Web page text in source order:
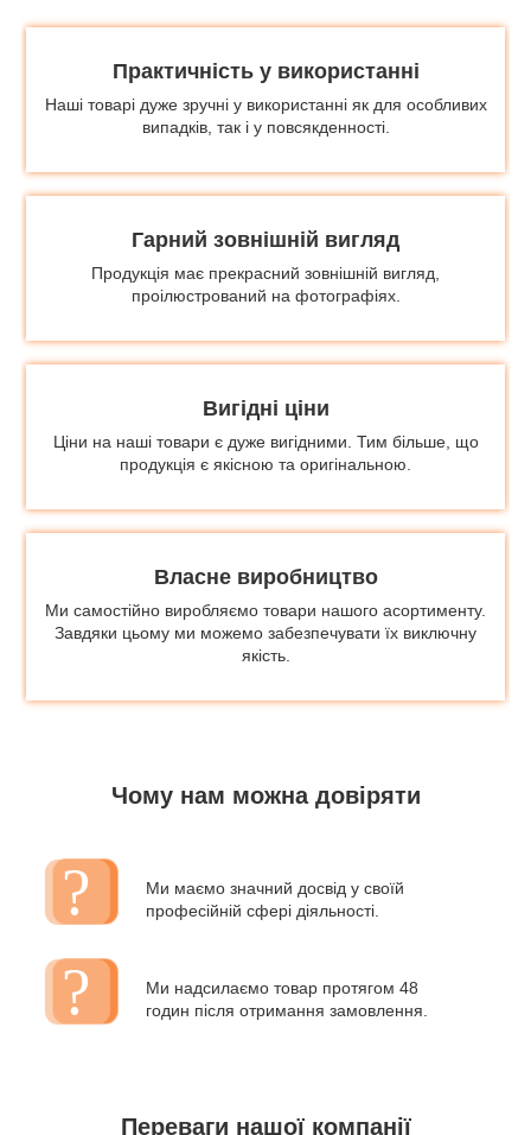
Практичність у використанні
Наші товарі дуже зручні у використанні як для особливих
випадків, так і у повсякденності.
Гарний зовнішній вигляд
Продукція має прекрасний зовнішній вигляд,
проілюстрований на фотографіях.
Вигідні ціни
Ціни на наші товари є дуже вигідними. Тим більше, що
продукція є якісною та оригінальною.
Власне виробництво
Ми самостійно виробляємо товари нашого асортименту.
Завдяки цьому ми можемо забезпечувати їх виключну
якість.
Чому нам можна довіряти
Ми маємо значний досвід у своїй
професійній сфері діяльності.
Ми надсилаємо товар протягом 48
годин після отримання замовлення.
Переваги нашої компанії